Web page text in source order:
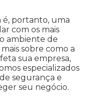
é, portanto, uma
com os mais
ambiente de
sobre como a
sua empresa,
especializados
segurança e
seu negócio.